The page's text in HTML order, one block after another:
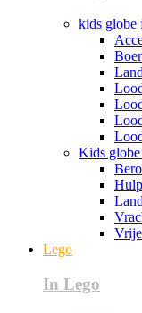
kids globe
Kids
Lego
In Lego